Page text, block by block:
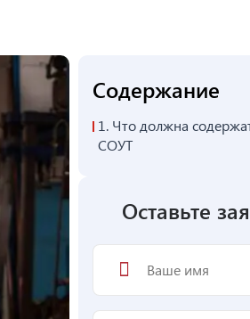
Содержание
1. Что должна
СОУТ
Оставьте